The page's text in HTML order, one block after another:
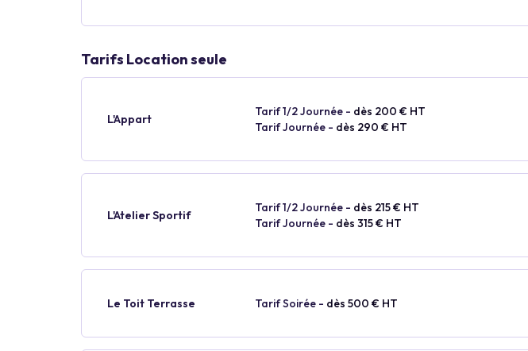
Tarifs Location seule
L'Appart
Tarif 1/2 Journée - dès 200 € HT
Tarif Journée - dès 290 € HT
L'Atelier Sportif
Tarif 1/2 Journée - dès 215 € HT
Tarif Journée - dès 315 € HT
Le Toit Terrasse Tarif Soirée - dès 500 € HT